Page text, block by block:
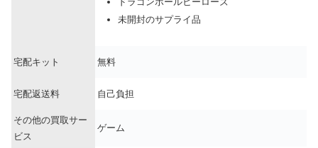
未開封のサプライ品
宅配キット 無料
宅配返送料 自己負担
その他の買取サー
ビス
ゲーム